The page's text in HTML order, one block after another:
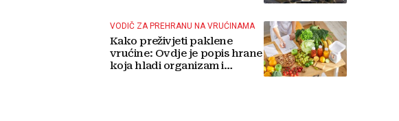
VODIČ ZA PREHRANU NA VRUĆINAMA
Kako preživjeti paklene
vrućine: Ovdje je popis hrane
koja hladi organizam i